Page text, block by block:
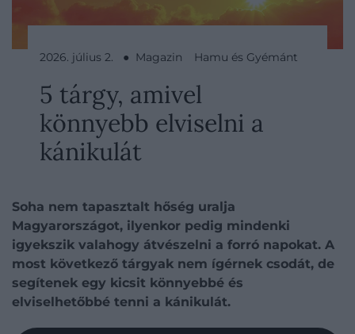
2026. július 2. ● Magazin Hamu és Gyémánt
5 tárgy, amivel
könnyebb elviselni a
kánikulát
Soha nem tapasztalt hőség uralja
Magyarországot, ilyenkor pedig mindenki
igyekszik valahogy átvészelni a forró napokat. A
most következő tárgyak nem ígérnek csodát, de
segítenek egy kicsit könnyebbé és
elviselhetőbbé tenni a kánikulát.